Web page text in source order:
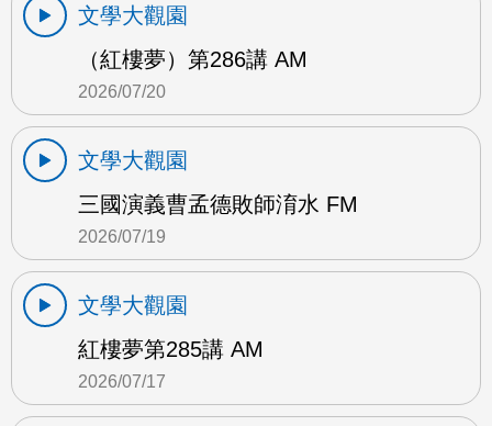
文學大觀園
（紅樓夢）第286講 AM
2026/07/20
文學大觀園
三國演義曹孟德敗師淯水 FM
2026/07/19
文學大觀園
紅樓夢第285講 AM
2026/07/17